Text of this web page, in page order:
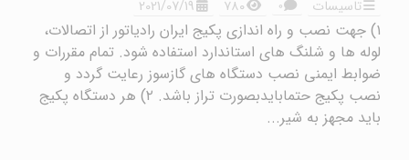
تاسیسات ۰ ۷۸۰ 2021/07/19
۱) جهت نصب و راه اندازی پکیج ایران رادیاتور از اتصالات،
لوله ها و شلنگ های استاندارد استفاده شود. تمام مقررات و
ضوابط ایمنی نصب دستگاه های گازسوز رعایت گردد و
نصب پکیج حتمابایدبصورت تراز باشد. ۲) هر دستگاه پکیج
باید مجهز به شیر...